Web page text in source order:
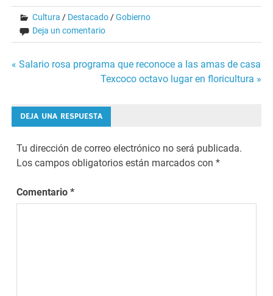
Cultura / Destacado /Gobierno
Deja un comentario
Navegación
entradas
« Salario rosa programa que reconoce a las amas de casa
Texcoco octavo lugar en floricultura »
DEJA UNA RESPUESTA
Tu dirección de correo electrónico no será publicada.
Los campos obligatorios están marcados con*
Comentario*